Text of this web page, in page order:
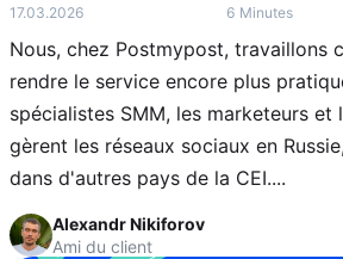
17.03.2026 6 Minutes
Nous, chez Postmypost, travaillons
rendre le service encore plus
spécialistes SMM, les marketeurs et
gèrent les réseaux sociaux en
dans d'autres pays de la CEI....
Alexandr Nikiforov
Ami du client